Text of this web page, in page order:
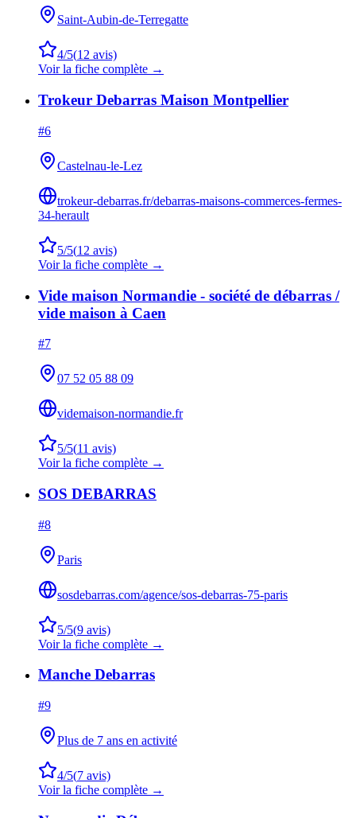
Saint-Aubin-de-Terregatte
4/5(12 avis)
Voir la fiche complète →
Trokeur Debarras Maison Montpellier
#6
Castelnau-le-Lez
trokeur-debarras.fr/debarras-maisons-commerces-fermes-
34-herault
5/5(12 avis)
Voir la fiche complète →
Vide maison Normandie - société de débarras /
vide maison à Caen
#7
07 52 05 88 09
videmaison-normandie.fr
5/5(11 avis)
Voir la fiche complète →
SOS DEBARRAS
#8
Paris
sosdebarras.com/agence/sos-debarras-75-paris
5/5(9 avis)
Voir la fiche complète →
Manche Debarras
#9
Plus de 7 ans en activité
4/5(7 avis)
Voir la fiche complète →